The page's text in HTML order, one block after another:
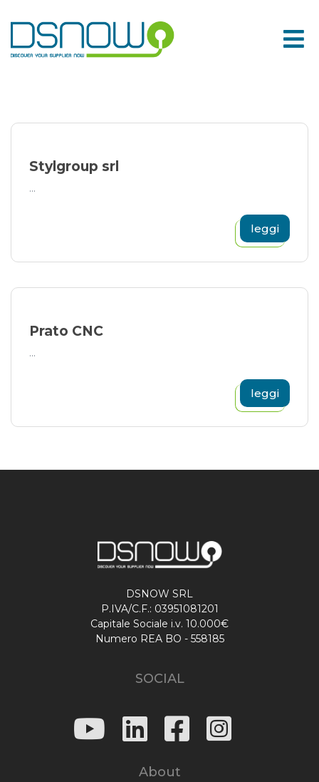
to
content
Stylgroup srl
...
leggi
Prato CNC
...
leggi
DSNOW SRL
P.IVA/C.F.: 03951081201
Capitale Sociale i.v. 10.000€
Numero REA BO - 558185
SOCIAL
About